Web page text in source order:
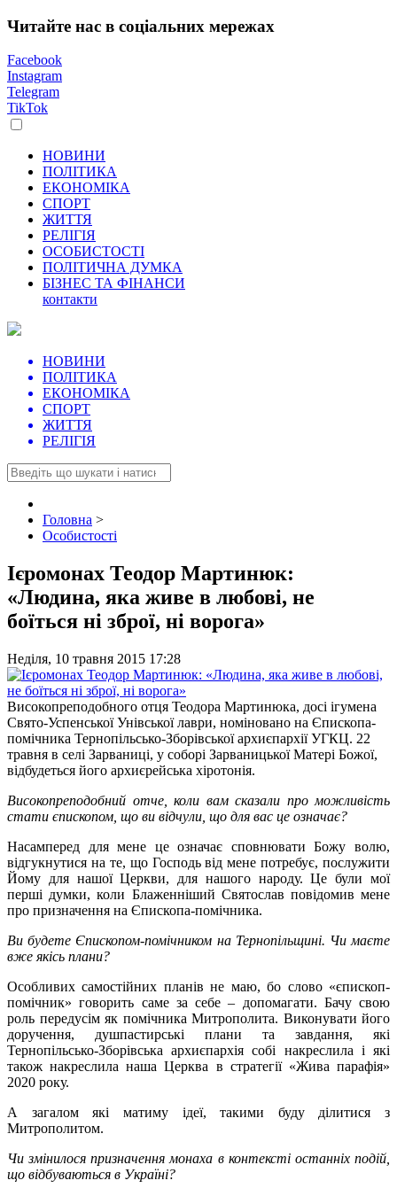
Читайте нас в соціальних мережах
Facebook
Instagram
Telegram
TikTok
НОВИНИ
ПОЛІТИКА
ЕКОНОМІКА
СПОРТ
ЖИТТЯ
РЕЛІГІЯ
ОСОБИСТОСТІ
ПОЛІТИЧНА ДУМКА
БІЗНЕС ТА ФІНАНСИ
контакти
НОВИНИ
ПОЛІТИКА
ЕКОНОМІКА
СПОРТ
ЖИТТЯ
РЕЛІГІЯ
Головна >
Особистості
Ієромонах Теодор Мартинюк:
«Людина, яка живе в любові, не
боїться ні зброї, ні ворога»
Неділя, 10 травня 2015 17:28
Високопреподобного отця Теодора Мартинюка, досі ігумена
Свято-Успенської Унівської лаври, номіновано на Єпископа-
помічника Тернопільсько-Зборівської архиєпархії УГКЦ. 22
травня в селі Зарваниці, у соборі Зарваницької Матері Божої,
відбудеться його архиєрейська хіротонія.
Високопреподобний отче, коли вам сказали про можливість
стати єпископом, що ви відчули, що для вас це означає?
Насамперед для мене це означає сповнювати Божу волю,
відгукнутися на те, що Господь від мене потребує, послужити
Йому для нашої Церкви, для нашого народу. Це були мої
перші думки, коли Блаженніший Святослав повідомив мене
про призначення на Єпископа-помічника.
Ви будете Єпископом-помічником на Тернопільщині. Чи маєте
вже якісь плани?
Особливих самостійних планів не маю, бо слово «єпископ-
помічник» говорить саме за себе – допомагати. Бачу свою
роль передусім як помічника Митрополита. Виконувати його
доручення, душпастирські плани та завдання, які
Тернопільсько-Зборівська архиєпархія собі накреслила і які
також накреслила наша Церква в стратегії «Жива парафія»
2020 року.
А загалом які матиму ідеї, такими буду ділитися з
Митрополитом.
Чи змінилося призначення монаха в контексті останніх подій,
що відбуваються в Україні?